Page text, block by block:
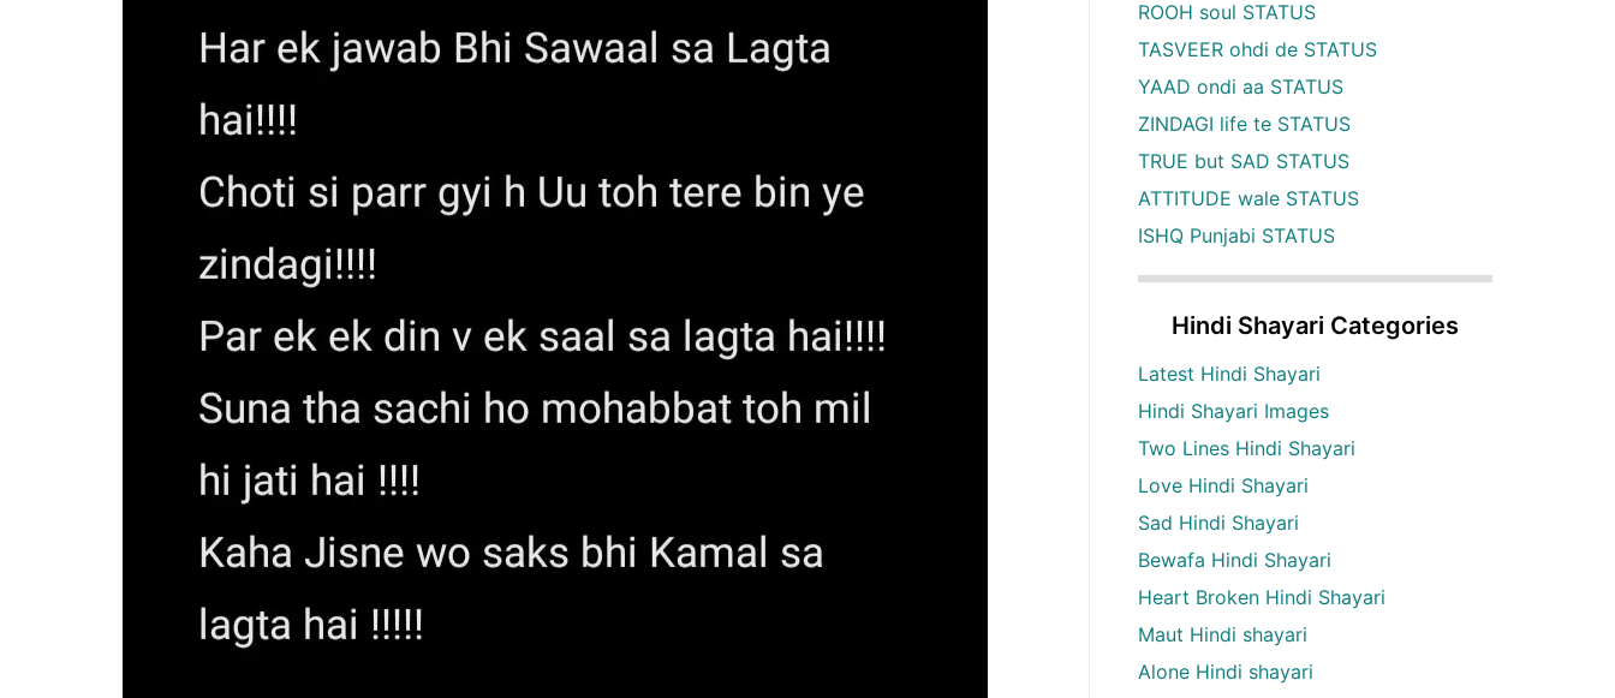
ROOH soul STATUS
TASVEER ohdi de STATUS
YAAD ondi aa STATUS
ZINDAGI life te STATUS
TRUE but SAD STATUS
ATTITUDE wale STATUS
ISHQ Punjabi STATUS
Hindi Shayari Categories
Latest Hindi Shayari
Hindi Shayari Images
Two Lines Hindi Shayari
Love Hindi Shayari
Sad Hindi Shayari
Bewafa Hindi Shayari
Heart Broken Hindi Shayari
Maut Hindi shayari
Alone Hindi shayari